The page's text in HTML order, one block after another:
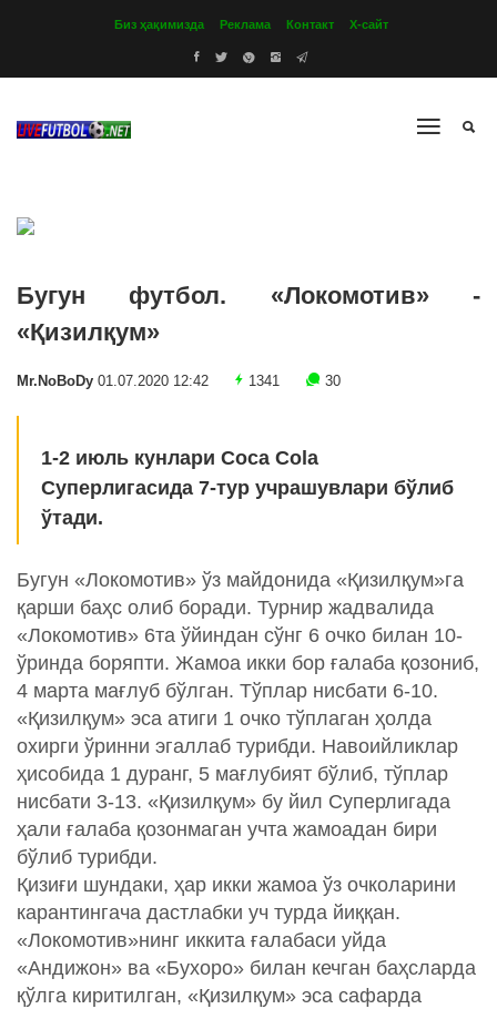
Биз ҳақимизда Реклама Контакт Х-сайт
Бугун футбол. «Локомотив» -
«Қизилқум»
Mr.NoBoDy 01.07.2020 12:42 1341 30
1-2 июль кунлари Coca Cola
Суперлигасида 7-тур учрашувлари бўлиб
ўтади.
Бугун «Локомотив» ўз майдонида «Қизилқум»га
қарши баҳс олиб боради. Турнир жадвалида
«Локомотив» 6та ўйиндан сўнг 6 очко билан 10-
ўринда боряпти. Жамоа икки бор ғалаба қозониб,
4 марта мағлуб бўлган. Тўплар нисбати 6-10.
«Қизилқум» эса атиги 1 очко тўплаган ҳолда
охирги ўринни эгаллаб турибди. Навоийликлар
ҳисобида 1 дуранг, 5 мағлубият бўлиб, тўплар
нисбати 3-13. «Қизилқум» бу йил Суперлигада
ҳали ғалаба қозонмаган учта жамоадан бири
бўлиб турибди.
Қизиғи шундаки, ҳар икки жамоа ўз очколарини
карантингача дастлабки уч турда йиққан.
«Локомотив»нинг иккита ғалабаси уйда
«Андижон» ва «Бухоро» билан кечган баҳсларда
қўлга киритилган, «Қизилқум» эса сафарда